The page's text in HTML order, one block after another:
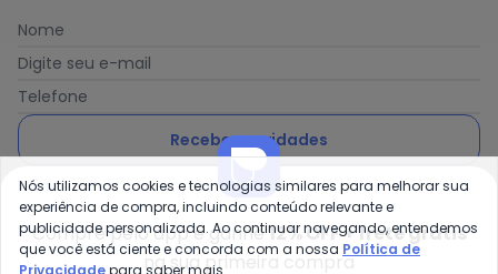
Nome
Digite seu e-mail
Telefone
Receber novidades
Ao enviar o cadastro, você concorda com a nossa Política
de Privacidade
Compre pelo app e ganhe12% OFF + frete grátis
na sua primeira compra
Nós utilizamos cookies e tecnologias similares para melhorar sua
experiência de compra, incluindo conteúdo relevante e
publicidade personalizada. Ao continuar navegando, entendemos
que você está ciente e concorda com a nossa Política de
Privacidadepara saber mais.